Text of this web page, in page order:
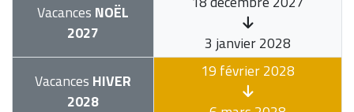
Vacances NOËL
2027
3 janvier 2028
Vacances HIVER
2028
19 février 2028